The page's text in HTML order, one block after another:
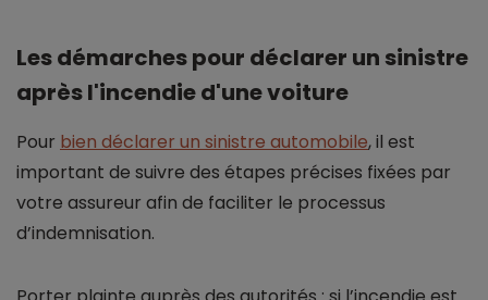
Les démarches pour déclarer un sinistre
après l'incendie d'une voiture
Pour bien déclarer un sinistre automobile, il est
important de suivre des étapes précises fixées par
votre assureur afin de faciliter le processus
d’indemnisation.